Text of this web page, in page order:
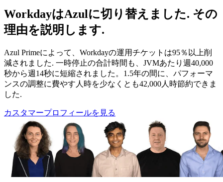
WorkdayはAzulに切り替えました. その
理由を説明します.
Azul Primeによって、Workdayの運用チケットは95％以上削
減されました. 一時停止の合計時間も、JVMあたり週40,000
秒から週14秒に短縮されました。1.5年の間に、パフォーマ
ンスの調整に費やす人時を少なくとも42,000人時節約できま
した.
カスタマープロフィールを見る